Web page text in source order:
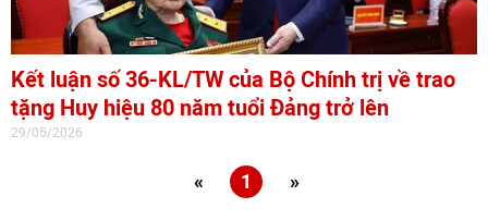
Kết luận số 36-KL/TW của Bộ Chính trị về trao
tặng Huy hiệu 80 năm tuổi Đảng trở lên
29/05/2026
« 1 »